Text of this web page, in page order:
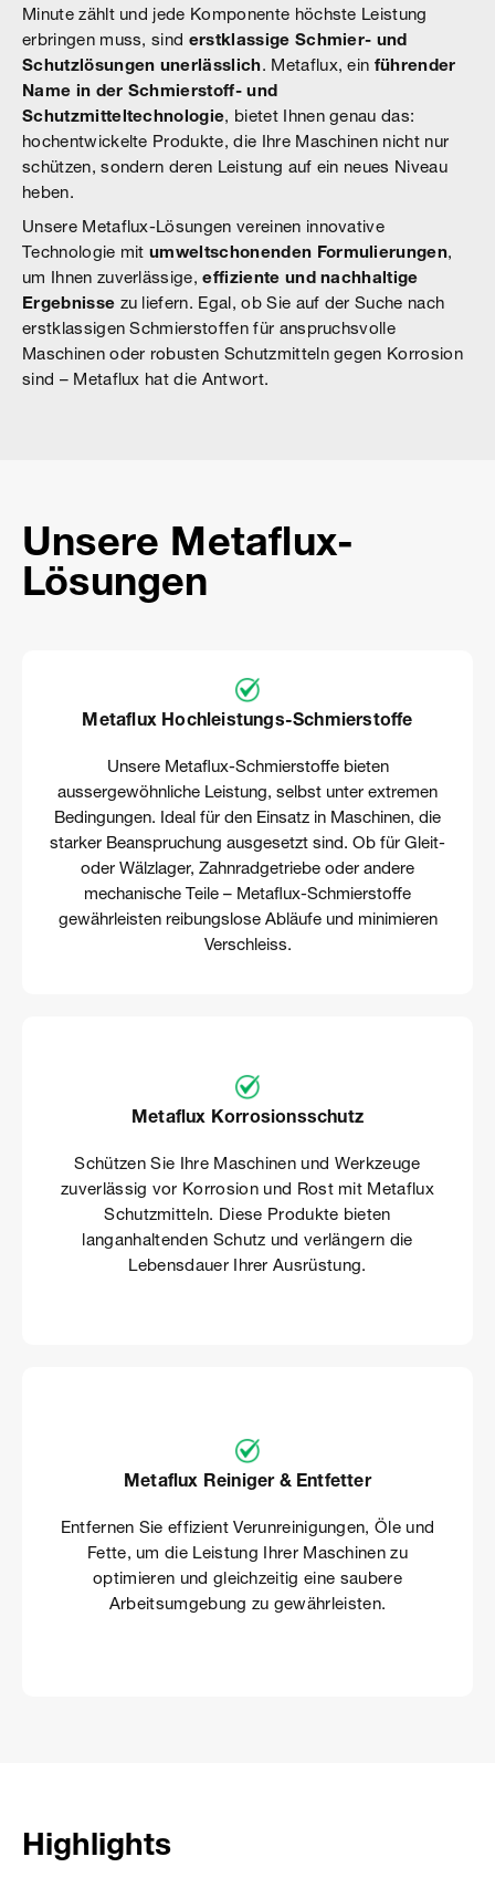
Minute zählt und jede Komponente höchste Leistung
erbringen muss, sind erstklassige Schmier- und
Schutzlösungen unerlässlich. Metaflux, ein führender
Name in der Schmierstoff- und
Schutzmitteltechnologie, bietet Ihnen genau das:
hochentwickelte Produkte, die Ihre Maschinen nicht nur
schützen, sondern deren Leistung auf ein neues Niveau
heben.
Unsere Metaflux-Lösungen vereinen innovative
Technologie mitumweltschonenden Formulierungen,
um Ihnen zuverlässige,effiziente und nachhaltige
Ergebnisse zu liefern. Egal, ob Sie auf der Suche nach
erstklassigen Schmierstoffen für anspruchsvolle
Maschinen oder robusten Schutzmitteln gegen Korrosion
sind – Metaflux hat die Antwort.
Unsere Metaflux-
Lösungen
Metaflux Hochleistungs-Schmierstoffe
Unsere Metaflux-Schmierstoffe bieten
aussergewöhnliche Leistung, selbst unter extremen
Bedingungen. Ideal für den Einsatz in Maschinen, die
starker Beanspruchung ausgesetzt sind. Ob für Gleit-
oder Wälzlager, Zahnradgetriebe oder andere
mechanische Teile – Metaflux-Schmierstoffe
gewährleisten reibungslose Abläufe und minimieren
Verschleiss.
Metaflux Korrosionsschutz
Schützen Sie Ihre Maschinen und Werkzeuge
zuverlässig vor Korrosion und Rost mit Metaflux
Schutzmitteln. Diese Produkte bieten
langanhaltenden Schutz und verlängern die
Lebensdauer Ihrer Ausrüstung.
Metaflux Reiniger & Entfetter
Entfernen Sie effizient Verunreinigungen, Öle und
Fette, um die Leistung Ihrer Maschinen zu
optimieren und gleichzeitig eine saubere
Arbeitsumgebung zu gewährleisten.
Highlights